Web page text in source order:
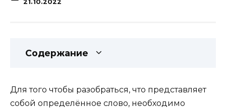
21.10.2022
Содержание
Для того чтобы разобраться, что представляет
собой определённое слово, необходимо